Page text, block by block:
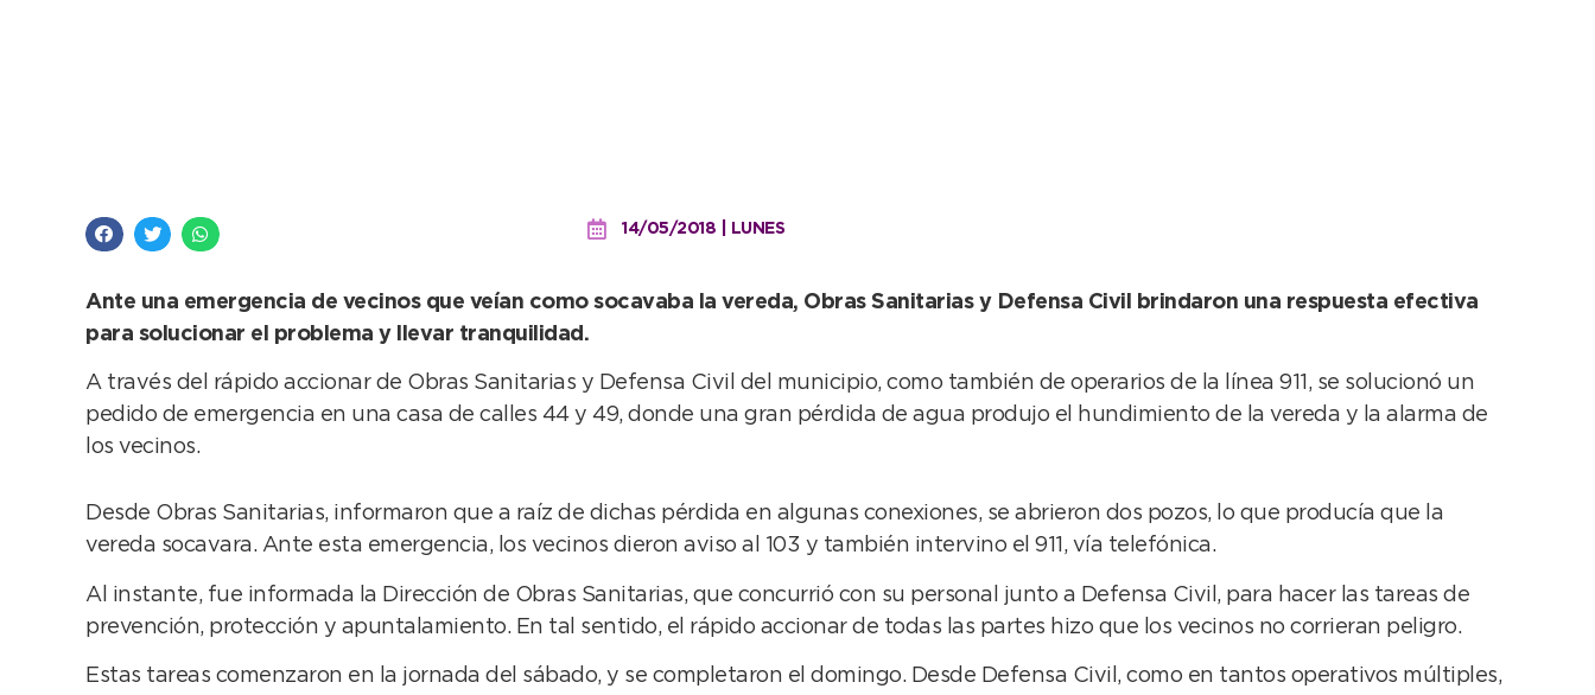
14/05/2018 | LUNES
Ante una emergencia de vecinos que veían como socavaba la vereda, Obras Sanitarias y Defensa Civil brindaron una respuesta efectiva
para solucionar el problema y llevar tranquilidad.
A través del rápido accionar de Obras Sanitarias y Defensa Civil del municipio, como también de operarios de la línea 911, se solucionó un
pedido de emergencia en una casa de calles 44 y 49, donde una gran pérdida de agua produjo el hundimiento de la vereda y la alarma de
los vecinos.
Desde Obras Sanitarias, informaron que a raíz de dichas pérdida en algunas conexiones, se abrieron dos pozos, lo que producía que la
vereda socavara. Ante esta emergencia, los vecinos dieron aviso al 103 y también intervino el 911, vía telefónica.
Al instante, fue informada la Dirección de Obras Sanitarias, que concurrió con su personal junto a Defensa Civil, para hacer las tareas de
prevención, protección y apuntalamiento. En tal sentido, el rápido accionar de todas las partes hizo que los vecinos no corrieran peligro.
Estas tareas comenzaron en la jornada del sábado, y se completaron el domingo. Desde Defensa Civil, como en tantos operativos múltiples,